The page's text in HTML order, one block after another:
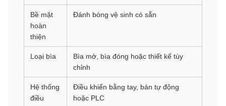
Bề mặt
hoàn
thiện
Đánh bóng vệ sinh có sẵn
Loại bìa
Bìa mở, bìa đóng hoặc thiết kế tùy
chỉnh
Hệ thống
điều
Điều khiển bằng tay, bán tự động
hoặc PLC